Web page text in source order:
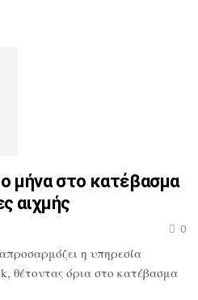
μήνα στο κατέβασμα
αιχμής
0
η υπηρεσία
θέτοντας όρια στο κατέβασμα